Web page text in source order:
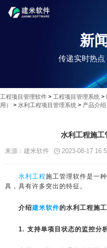
新
传递实时热
工程项目管理软件 > 工程项目管理系统 >
用）
> 水利工程项目管理系统 > 产品介绍
水利工程施
来源：建米软件 2023-08-17
水利工程施工管理软件是一
具，具有许多突出的特征。
介绍建米软件的水利工程施
1. 支持单项目状态的监控分